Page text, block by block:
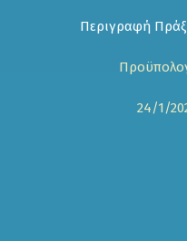
Περιγραφή
24/1/